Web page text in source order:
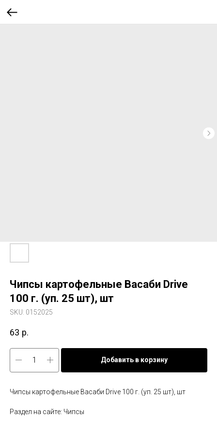
Чипсы картофельные Васаби Drive
100 г. (уп. 25 шт), шт
SKU: 0152025
63 р.
Добавить в корзину
Чипсы картофельные Васаби Drive 100 г. (уп. 25 шт), шт
Раздел на сайте: Чипсы